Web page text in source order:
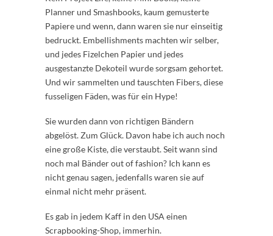
Planner und Smashbooks, kaum gemusterte
Papiere und wenn, dann waren sie nur einseitig
bedruckt. Embellishments machten wir selber,
und jedes Fizelchen Papier und jedes
ausgestanzte Dekoteil wurde sorgsam gehortet.
Und wir sammelten und tauschten Fibers, diese
fusseligen Fäden, was für ein Hype!
Sie wurden dann von richtigen Bändern
abgelöst. Zum Glück. Davon habe ich auch noch
eine große Kiste, die verstaubt. Seit wann sind
noch mal Bänder out of fashion? Ich kann es
nicht genau sagen, jedenfalls waren sie auf
einmal nicht mehr präsent.
Es gab in jedem Kaff in den USA einen
Scrapbooking-Shop, immerhin.